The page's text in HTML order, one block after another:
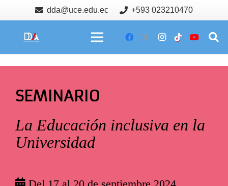
dda@uce.edu.ec +593 023210470
SEMINARIO
La Educación inclusiva en la
Universidad